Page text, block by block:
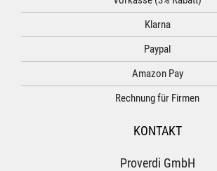
Klarna
Paypal
Amazon Pay
Rechnung für Firmen
KONTAKT
Proverdi GmbH